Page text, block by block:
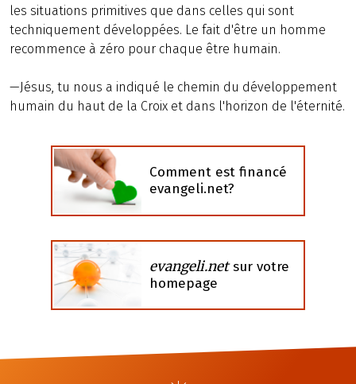
les situations primitives que dans celles qui sont
techniquement développées. Le fait d'être un homme
recommence à zéro pour chaque être humain.
—Jésus, tu nous a indiqué le chemin du développement
humain du haut de la Croix et dans l'horizon de l'éternité.
Comment est financé
evangeli.net?
evangeli.netsur votre
homepage